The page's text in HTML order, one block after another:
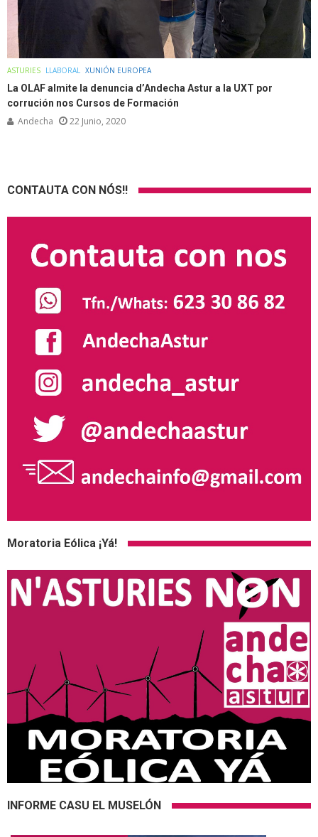
ASTURIES LLABORAL XUNIÓN EUROPEA
La OLAF almite la denuncia d’Andecha Astur a la UXT por
corrución nos Cursos de Formación
Andecha 22 Junio, 2020
CONTAUTA CON NÓS!!
Moratoria Eólica ¡Yá!
INFORME CASU EL MUSELÓN